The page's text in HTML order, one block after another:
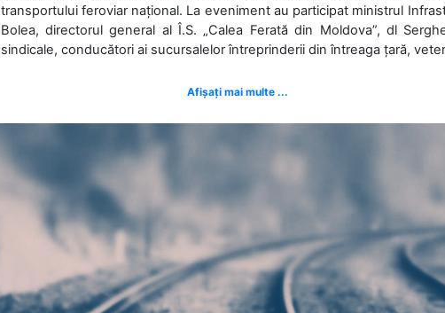
transportului feroviar național. La eveniment au participat ministrul
Bolea, directorul general al Î.S. „Calea Ferată din Moldova”, dl
sindicale, conducători ai sucursalelor întreprinderii din întreaga țară,
Afișați mai multe ...